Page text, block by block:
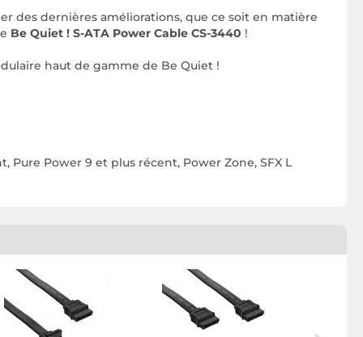
des dernières améliorations, que ce soit en matière
Be Quiet ! S-ATA Power Cable CS-3440 !
haut de gamme de Be Quiet !
Power 9 et plus récent, Power Zone, SFX L